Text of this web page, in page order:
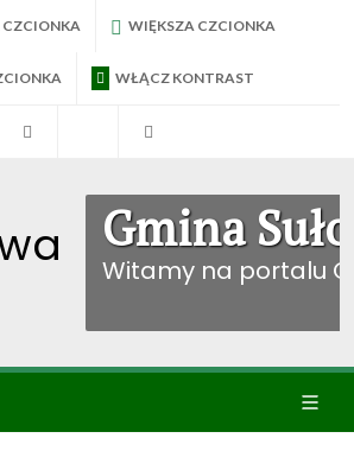
WIĘKSZA CZCIONKA
WŁĄCZ KONTRAST
BIP Sułoszowa
Gmina
Witamy na portalu
Ikona